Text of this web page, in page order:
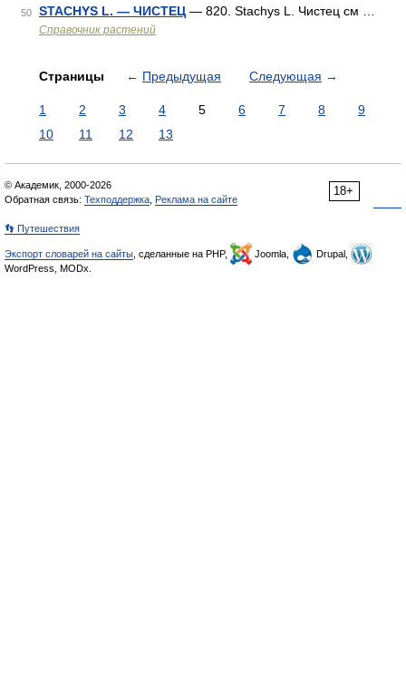
50 STACHYS L. — ЧИСТЕЦ — 820. Stachys L. Чистец см …
Справочник растений
Страницы ← Предыдущая Следующая →
1 2 3 4 5 6 7 8
9
10
11 12 13
18+
© Академик, 2000-2026
Обратная связь: Техподдержка Реклама на сайте
👣 Путешествия
Экспорт словарей на сайты , сделанные на PHP, Joomla,
Drupal,
WordPress, MODx.